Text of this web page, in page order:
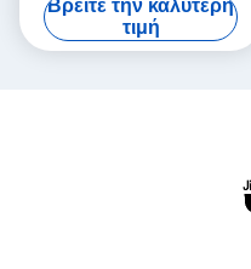
βαθμού τροφίμων νερού
απωθητικό αλλαγή φάσης
Βρείτε την καλύτερη
τιμή